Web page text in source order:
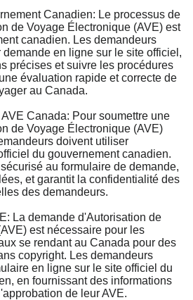
Canadien: Le processus de
de Voyage Électronique (AVE) est
canadien. Les demandeurs
en ligne sur le site officiel,
précises et suivre les procédures
évaluation rapide et correcte de
au Canada.
Canada: Pour soumettre une
de Voyage Électronique (AVE)
doivent utiliser
du gouvernement canadien.
au formulaire de demande,
et garantit la confidentialité des
des demandeurs.
La demande d'Autorisation de
est nécessaire pour les
se rendant au Canada pour des
copyright. Les demandeurs
en ligne sur le site officiel du
en fournissant des informations
de leur AVE.